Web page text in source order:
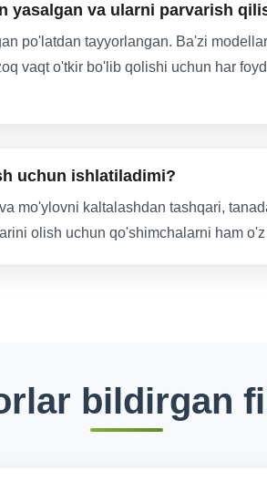
yasalgan va ularni parvarish
po'latdan tayyorlangan. Ba'zi
vaqt o'tkir bo'lib qolishi uchun har
uchun ishlatiladimi?
mo'ylovni kaltalashdan tashqari,
olish uchun qo'shimchalarni ham
bildirgan